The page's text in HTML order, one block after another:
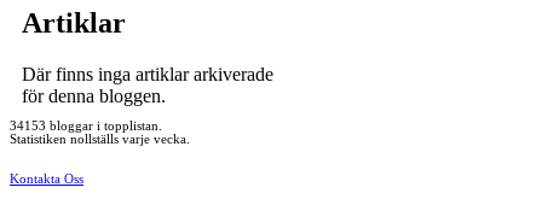
Artiklar
Där finns inga artiklar arkiverade
för denna bloggen.
34153 bloggar i topplistan.
Statistiken nollställs varje vecka.
Kontakta Oss